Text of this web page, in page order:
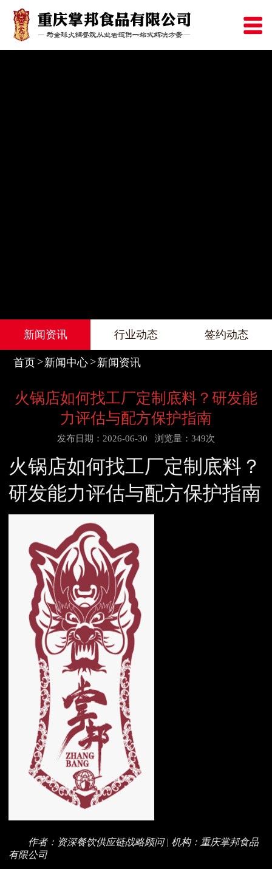
新闻资讯 行业动态 签约动态
首页 新闻中心 新闻资讯
火锅店如何找工厂定制底料？研发能
力评估与配方保护指南
发布日期：2026-06-30 浏览量：349次
火锅店如何找工厂定制底料？
研发能力评估与配方保护指南
作者：资深餐饮供应链战略顾问 | 机构：重庆掌邦食品
有限公司